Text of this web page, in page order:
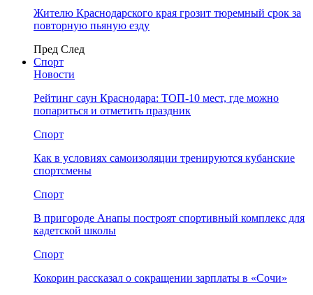
Жителю Краснодарского края грозит тюремный срок за
повторную пьяную езду
Пред След
Спорт
Новости
Рейтинг саун Краснодара: ТОП-10 мест, где можно
попариться и отметить праздник
Спорт
Как в условиях самоизоляции тренируются кубанские
спортсмены
Спорт
В пригороде Анапы построят спортивный комплекс для
кадетской школы
Спорт
Кокорин рассказал о сокращении зарплаты в «Сочи»